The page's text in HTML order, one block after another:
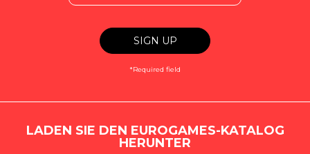
*Required field
LADEN SIE DEN EUROGAMES-KATALOG
HERUNTER